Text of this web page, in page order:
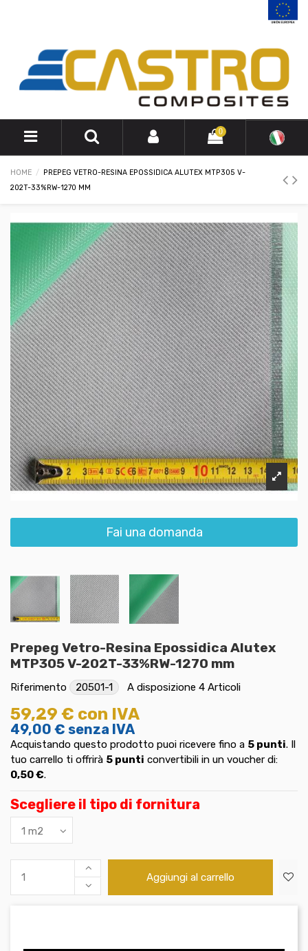
0
HOME
PREPEG VETRO-RESINA EPOSSIDICA ALUTEX MTP305 V-
202T-33%RW-1270 MM
Fai una domanda
Prepeg Vetro-Resina Epossidica Alutex
MTP305 V-202T-33%RW-1270 mm
Riferimento 20501-1 A disposizione 4 Articoli
59,29 € con IVA
49,00 € senza IVA
Acquistando questo prodotto puoi ricevere fino a 5 punti. Il
tuo carrello ti offrirà 5 punti convertibili in un voucher di:
0,50 €.
Scegliere il tipo di fornitura
Aggiungi al carrello